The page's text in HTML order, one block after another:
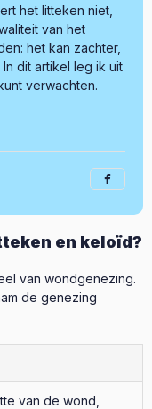
het litteken niet,
van het
het kan zachter,
dit artikel leg ik uit
verwachten.
en keloïd?
van wondgenezing.
de genezing
van de wond,